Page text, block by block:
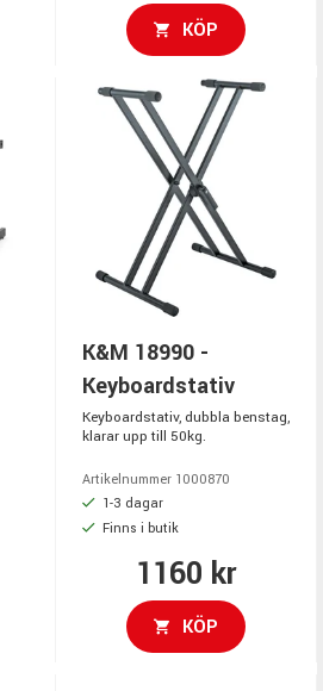
KÖP
K&M 18990 -
Keyboardstativ
Keyboardstativ, dubbla benstag,
klarar upp till 50kg.
Artikelnummer 1000870
1-3 dagar
Finns i butik
1160 kr
KÖP